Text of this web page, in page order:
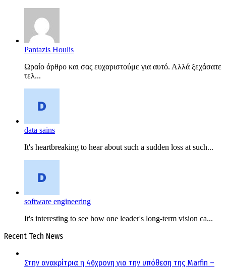
Pantazis Houlis
Ωραίο άρθρο και σας ευχαριστούμε για αυτό. Αλλά ξεχάσατε
τελ...
data sains
It's heartbreaking to hear about such a sudden loss at such...
software engineering
It's interesting to see how one leader's long-term vision ca...
Recent Tech News
Στην ανακρίτρια η 46χρονη για την υπόθεση της Marfin –